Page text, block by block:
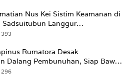
Nus Kei Sistim Keamanan di
Sadsuitubun Langgur
393
Rumatora Desak
Dalang Pembunuhan, Siap Bawa
III DPR RI
296